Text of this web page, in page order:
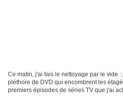
Ce matin, j'ai fais le nettoyage par le vide
pléthore de DVD qui encombrent les
premiers épisodes de séries TV que j'ai